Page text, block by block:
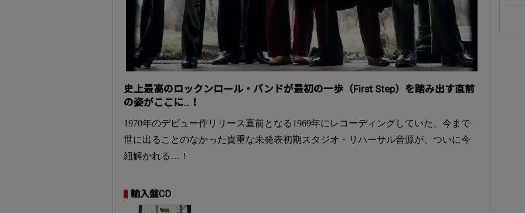
史上最高のロックンロール・バンドが最初の一歩（First Step）を踏み出す直前
の姿がここに…！
1970年のデビュー作リリース直前となる1969年にレコーディングしていた、今まで
世に出ることのなかった貴重な未発表初期スタジオ・リハーサル音源が、ついに今
紐解かれる…！
輸入盤CD